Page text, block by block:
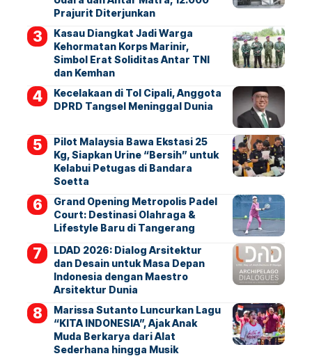
Prajurit Diterjunkan
Kasau Diangkat Jadi Warga
Kehormatan Korps Marinir,
Simbol Erat Soliditas Antar TNI
dan Kemhan
Kecelakaan di Tol Cipali, Anggota
DPRD Tangsel Meninggal Dunia
Pilot Malaysia Bawa Ekstasi 25
Kg, Siapkan Urine “Bersih” untuk
Kelabui Petugas di Bandara
Soetta
Grand Opening Metropolis Padel
Court: Destinasi Olahraga &
Lifestyle Baru di Tangerang
LDAD 2026: Dialog Arsitektur
dan Desain untuk Masa Depan
Indonesia dengan Maestro
Arsitektur Dunia
Marissa Sutanto Luncurkan Lagu
“KITA INDONESIA”, Ajak Anak
Muda Berkarya dari Alat
Sederhana hingga Musik